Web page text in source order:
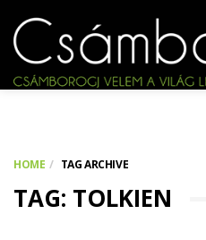
HOME TAG ARCHIVE
TAG: TOLKIEN